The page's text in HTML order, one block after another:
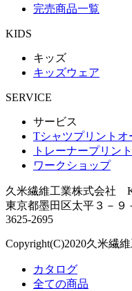
完売商品一覧
KIDS
キッズ
キッズウェア
SERVICE
サービス
Tシャツプリントオ
トレーナープリン
ワークショップ
久米繊維工業株式会社
東京都墨田区太平３－９
3625-2695
Copyright(C)2020久米繊維
カタログ
全ての商品